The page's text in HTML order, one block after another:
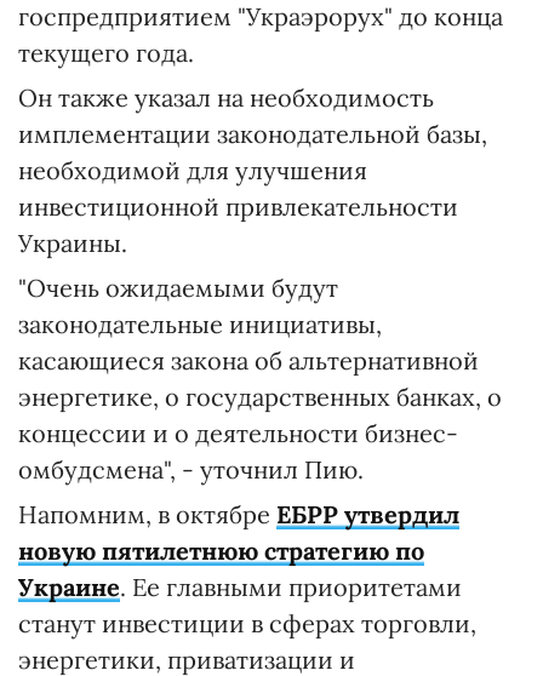
госпредприятием "Украэрорух" до конца
текущего года.
Он также указал на необходимость
имплементации законодательной базы,
необходимой для улучшения
инвестиционной привлекательности
Украины.
"Очень ожидаемыми будут
законодательные инициативы,
касающиеся закона об альтернативной
энергетике, о государственных банках, о
концессии и о деятельности бизнес-
омбудсмена", - уточнил Пию.
Напомним, в октябре ЕБРР утвердил
новую пятилетнюю стратегию по
Украине. Ее главными приоритетами
станут инвестиции в сферах торговли,
энергетики, приватизации и